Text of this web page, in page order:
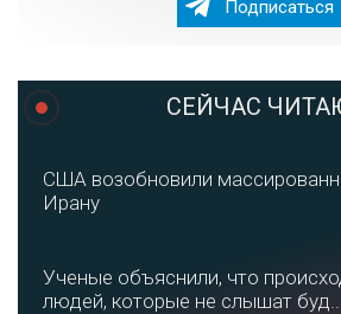
Подписаться
СЕЙЧАС
США возобновили
Ирану
Ученые объяснили, что
людей, которые не слышат буд...